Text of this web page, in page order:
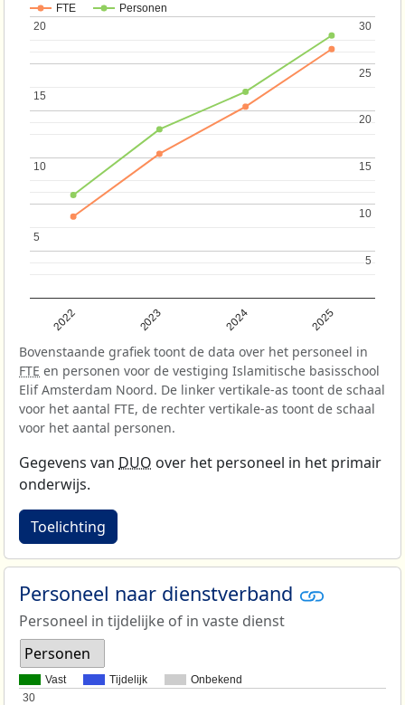
FTE Personen
2022 2023 2024 2025
5
5
10
10
15
15
20
20
5
5
10
10
15
15
20
20
25
25
30
30
Bovenstaande grafiek toont de data over het personeel in
FTE en personen voor de vestiging Islamitische basisschool
Elif Amsterdam Noord. De linker vertikale-as toont de schaal
voor het aantal FTE, de rechter vertikale-as toont de schaal
voor het aantal personen.
Gegevens van DUO over het personeel in het primair
onderwijs.
Toelichting
Personeel naar dienstverband
Personeel in tijdelijke of in vaste dienst
Personen
Vast Tijdelijk Onbekend
30
30